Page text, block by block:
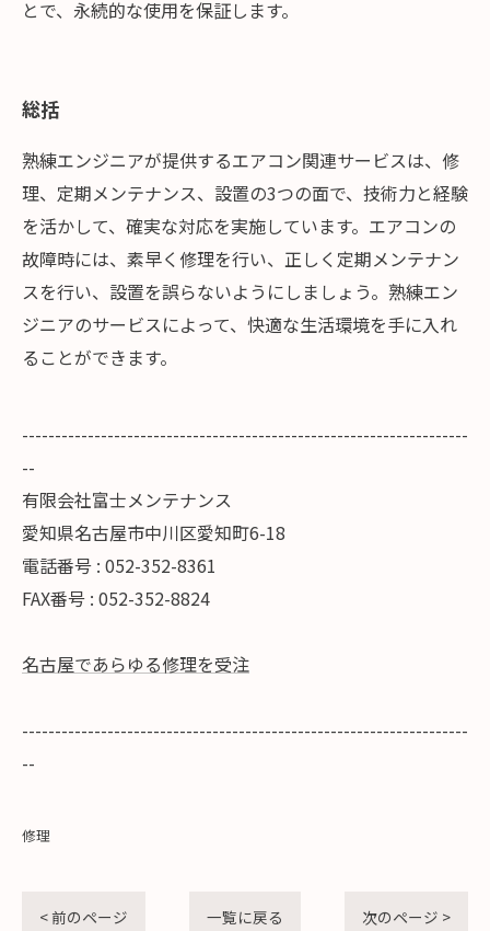
とで、永続的な使用を保証します。
総括
熟練エンジニアが提供するエアコン関連サービスは、修
理、定期メンテナンス、設置の3つの面で、技術力と経験
を活かして、確実な対応を実施しています。エアコンの
故障時には、素早く修理を行い、正しく定期メンテナン
スを行い、設置を誤らないようにしましょう。熟練エン
ジニアのサービスによって、快適な生活環境を手に入れ
ることができます。
--------------------------------------------------------------------
--
有限会社富士メンテナンス
愛知県名古屋市中川区愛知町6-18
電話番号 : 052-352-8361
FAX番号 : 052-352-8824
名古屋であらゆる修理を受注
--------------------------------------------------------------------
--
修理
< 前のページ 一覧に戻る 次のページ >